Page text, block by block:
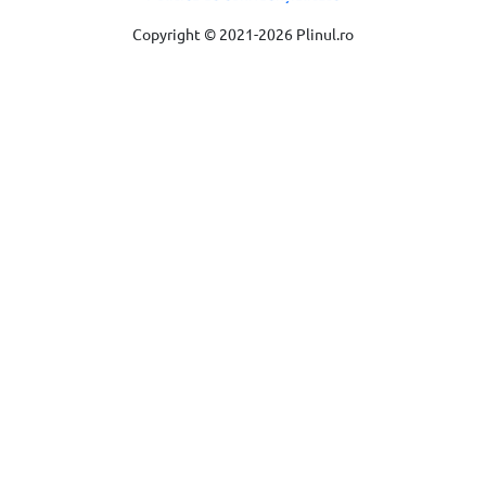
Copyright © 2021-2026 Plinul.ro